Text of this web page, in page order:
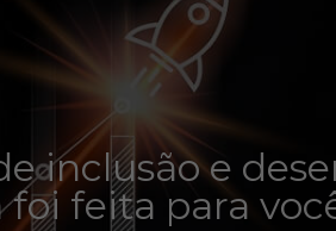
inclusão e
feita para